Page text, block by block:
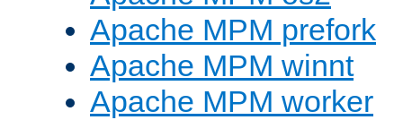
Apache MPM prefork
Apache MPM winnt
Apache MPM worker